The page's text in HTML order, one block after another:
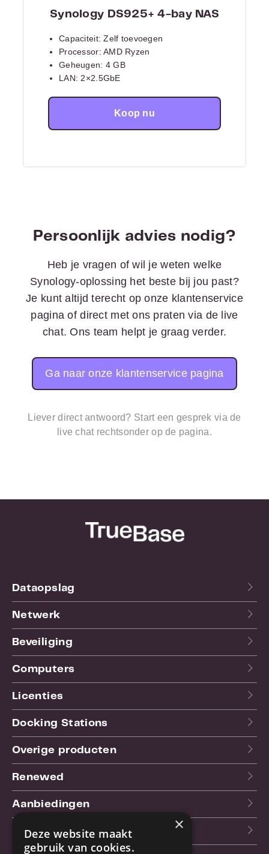
Synology DS925+ 4-bay NAS
Capaciteit: Zelf toevoegen
Processor: AMD Ryzen
Geheugen: 4 GB
LAN: 2×2.5GbE
Koop nu
Persoonlijk advies nodig?
Heb je vragen of wil je weten welke
Synology-oplossing het beste bij jou past?
Je kunt altijd terecht op onze klantenservice
pagina of direct met ons praten via de live
chat. Ons team helpt je graag verder.
Ga naar onze klantenservice pagina
Liever direct antwoord? Start een gesprek via de
live chat rechtsonder op de pagina.
Dataopslag
Netwerk
Beveiliging
Computers
Licenties
Docking Stations
Overige producten
Renewed
Aanbiedingen
Blog ×
Deze website maakt
gebruik van cookies.